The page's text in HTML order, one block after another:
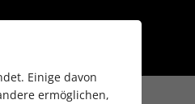
Einige davon
ermöglichen,